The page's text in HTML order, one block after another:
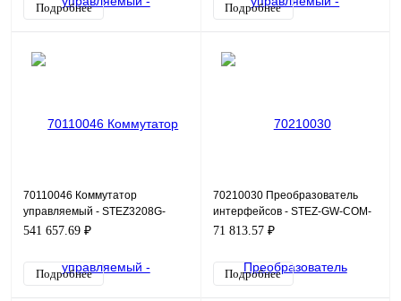
Подробнее Подробнее
70110046 Коммутатор
управляемый - STEZ3208G-
8GSFP-PN
541 657.69 ₽
Подробнее
70210030 Преобразователь
интерфейсов - STEZ-GW-COM-
2ETH-4RS485
71 813.57 ₽
Подробнее